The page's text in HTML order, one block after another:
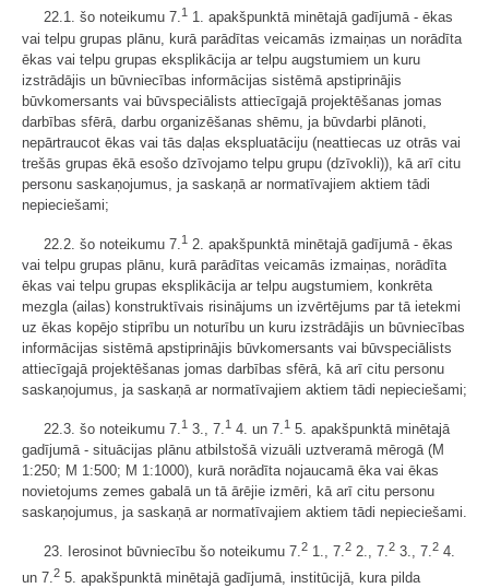
22.1. šo noteikumu 7.1
1. apakšpunktā minētajā gadījumā - ēkas
vai telpu grupas plānu, kurā parādītas veicamās izmaiņas un norādīta
ēkas vai telpu grupas eksplikācija ar telpu augstumiem un kuru
izstrādājis un būvniecības informācijas sistēmā apstiprinājis
būvkomersants vai būvspeciālists attiecīgajā projektēšanas jomas
darbības sfērā, darbu organizēšanas shēmu, ja būvdarbi plānoti,
nepārtraucot ēkas vai tās daļas ekspluatāciju (neattiecas uz otrās vai
trešās grupas ēkā esošo dzīvojamo telpu grupu (dzīvokli)), kā arī citu
personu saskaņojumus, ja saskaņā ar normatīvajiem aktiem tādi
nepieciešami;
22.2. šo noteikumu 7. 1 2. apakšpunktā minētajā gadījumā - ēkas
vai telpu grupas plānu, kurā parādītas veicamās izmaiņas, norādīta
ēkas vai telpu grupas eksplikācija ar telpu augstumiem, konkrēta
mezgla (ailas) konstruktīvais risinājums un izvērtējums par tā ietekmi
uz ēkas kopējo stiprību un noturību un kuru izstrādājis un būvniecības
informācijas sistēmā apstiprinājis būvkomersants vai būvspeciālists
attiecīgajā projektēšanas jomas darbības sfērā, kā arī citu personu
saskaņojumus, ja saskaņā ar normatīvajiem aktiem tādi nepieciešami;
22.3. šo noteikumu 7.1 3., 7.1 4. un 7.1 5. apakšpunktā minētajā
gadījumā - situācijas plānu atbilstošā vizuāli uztveramā mērogā (M
1:250; M 1:500; M 1:1000), kurā norādīta nojaucamā ēka vai ēkas
novietojums zemes gabalā un tā ārējie izmēri, kā arī citu personu
saskaņojumus, ja saskaņā ar normatīvajiem aktiem tādi nepieciešami.
23. Ierosinot būvniecību šo noteikumu 7.2 1., 7.2 2., 7.2 3., 7.2 4.
un 7. 2 5. apakšpunktā minētajā gadījumā, institūcijā, kura pilda